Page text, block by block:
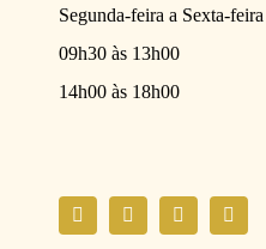
Segunda-feira a Sexta-feira
09h30 às 13h00
14h00 às 18h00